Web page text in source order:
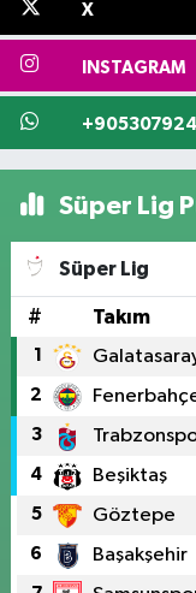
X
INSTAGRAM
Süper Lig
Süper Lig
# Takım
1
2
3
4 Beşiktaş
5 Göztepe
6 Başakşehir